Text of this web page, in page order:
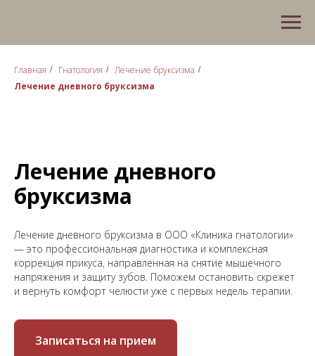
Главная / Гнатология / Лечение бруксизма /
Лечение дневного бруксизма
Лечение дневного
бруксизма
Лечение дневного бруксизма в ООО «Клиника гнатологии»
— это профессиональная диагностика и комплексная
коррекция прикуса, направленная на снятие мышечного
напряжения и защиту зубов. Поможем остановить скрежет
и вернуть комфорт челюсти уже с первых недель терапии.
Записаться на прием